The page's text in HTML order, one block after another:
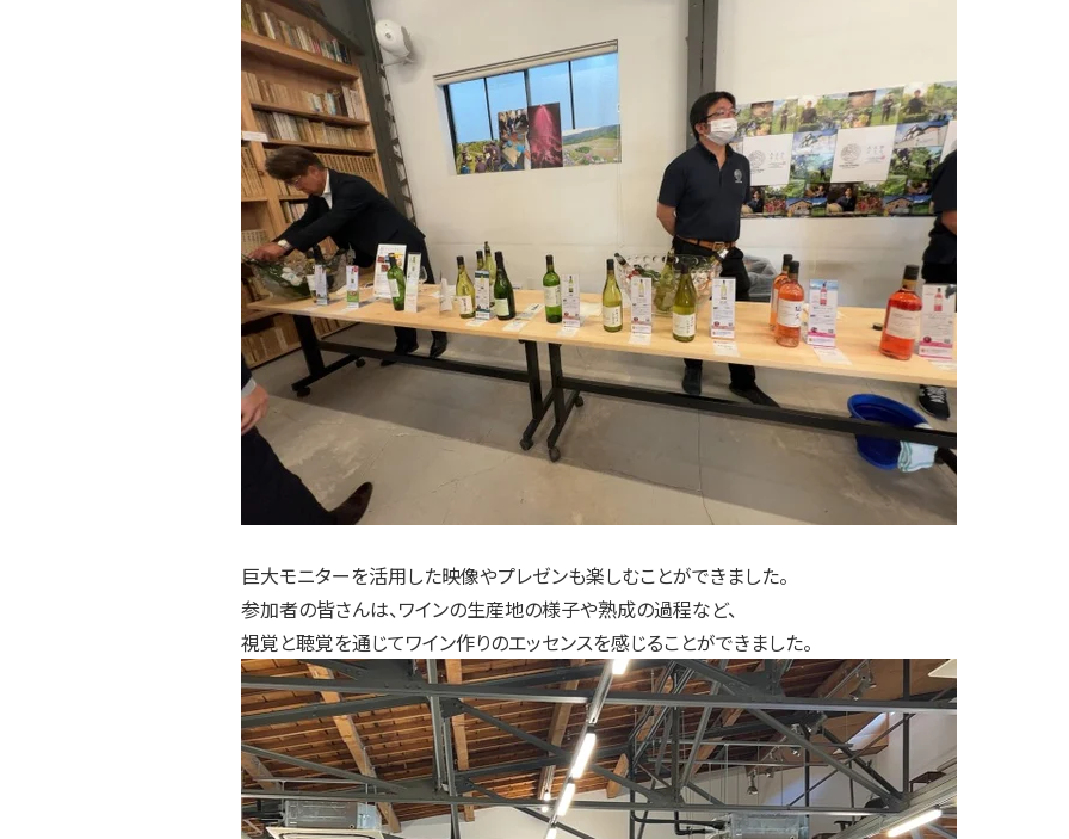
巨大モニターを活用した映像やプレゼンも楽しむことができました。
参加者の皆さんは、ワインの生産地の様子や熟成の過程など、
視覚と聴覚を通じてワイン作りのエッセンスを感じることができました。